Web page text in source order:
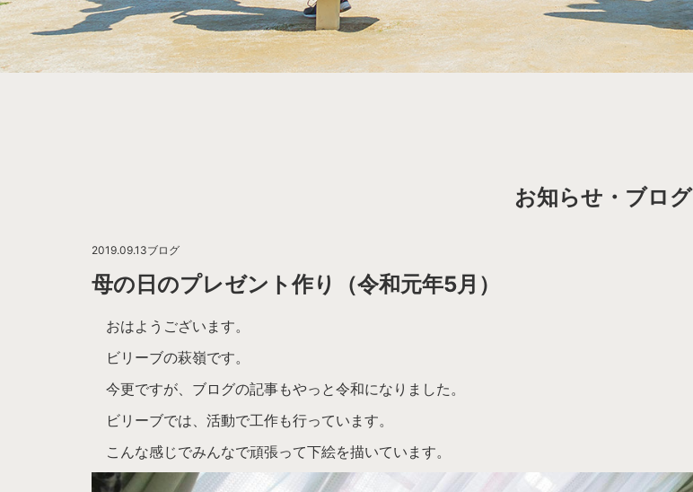
お知らせ・ブログ
2019.09.13ブログ
母の日のプレゼント作り（令和元年5月）
おはようございます。
ビリーブの萩嶺です。
今更ですが、ブログの記事もやっと令和になりました。
ビリーブでは、活動で工作も行っています。
こんな感じでみんなで頑張って下絵を描いています。